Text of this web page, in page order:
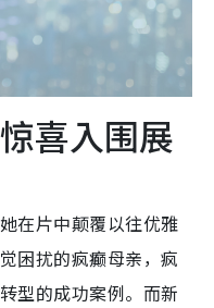
喜入围展
在片中颠覆以往优雅
困扰的疯癫母亲，疯
型的成功案例。而新